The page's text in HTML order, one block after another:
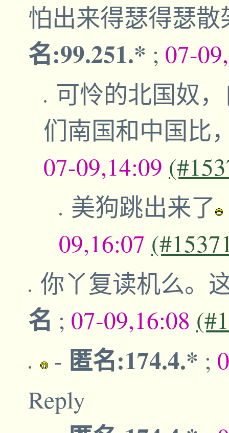
怕出来得瑟得瑟
名:99.251.* ; 07-
可怜的北国奴
们南国和中国比
07-09,14:09
美狗跳出来了
09,16:07
你丫复读机么。
名 ; 07-09,16:08
- 匿名:174.4.* ;
Reply